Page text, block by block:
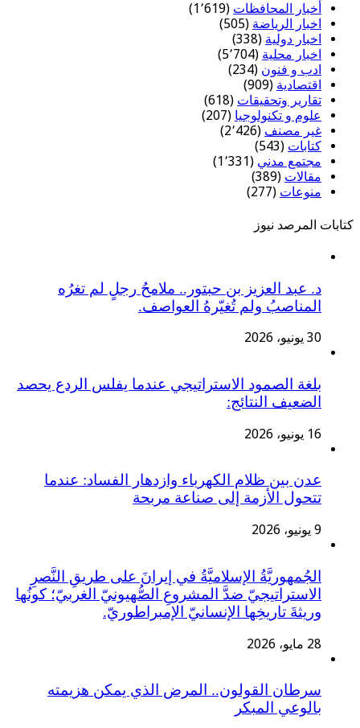
أخبار المحافظات (1٬619)
اخبار الرياضة (505)
اخبار دولية (338)
اخبار محلية (5٬704)
ادب و فنون (234)
اقتصادية (909)
تقارير وتحقيقات (618)
علوم و تكنولوجيا (207)
غير مصنف (2٬426)
كتابات (543)
مجتمع مدني (1٬331)
مقالات (389)
منوعات (277)
كتابات المرصد نيوز
د. ​عبد العزيز بن حبتور.. ملامحُ رجلٍ لم تغرُه
المناصبُ ولم تُغيّرهُ العواصف.
30 يونيو، 2026
بلغة الصمود الاستراتيجي عندما يفلس الردع يحصد
الضعيف النتائج:
16 يونيو، 2026
عدن بين ظلام الكهرباء وازدهار الفساد: عندما
تتحول الأزمة إلى صناعة مربحة
9 يونيو، 2026
الجُمهوريَّةُ الإسلاميَّةُ في إيرانَ على طريقِ النَّصرِ
الاستراتيجيّ ضدَّ المشروعِ الصُّهيونيّ الغربيّ؛ كونُها
وريثةَ تاريخِها الإنسانيّ الإمبراطوريّ.
28 مايو، 2026
سرطان القولون.. المرض الذي يمكن هزيمته
بالوعي المبكر